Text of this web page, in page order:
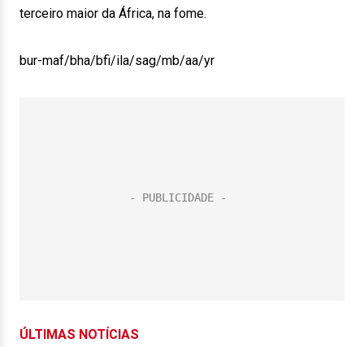
terceiro maior da África, na fome.
bur-maf/bha/bfi/ila/sag/mb/aa/yr